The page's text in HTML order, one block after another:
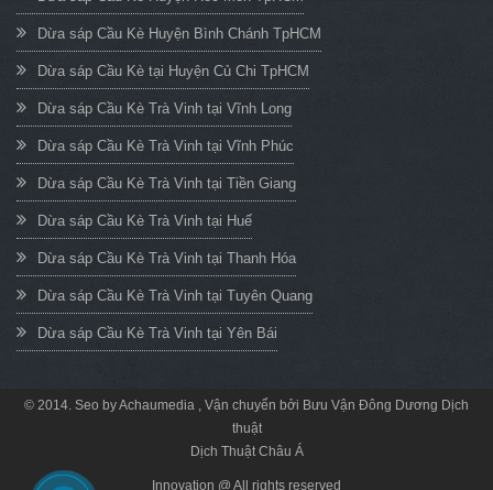
Dừa sáp Cầu Kè Huyện Bình Chánh TpHCM
Dừa sáp Cầu Kè tại Huyện Củ Chi TpHCM
Dừa sáp Cầu Kè Trà Vinh tại Vĩnh Long
Dừa sáp Cầu Kè Trà Vinh tại Vĩnh Phúc
Dừa sáp Cầu Kè Trà Vinh tại Tiền Giang
Dừa sáp Cầu Kè Trà Vinh tại Huế
Dừa sáp Cầu Kè Trà Vinh tại Thanh Hóa
Dừa sáp Cầu Kè Trà Vinh tại Tuyên Quang
Dừa sáp Cầu Kè Trà Vinh tại Yên Bái
© 2014. Seo byAchaumedia , Vận chuyển bởi Bưu Vận Đông Dương Dịch
thuật
Dịch Thuật Châu Á
Innovation @ All rights reserved